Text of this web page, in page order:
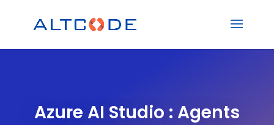
Azure AI Studio : Agents